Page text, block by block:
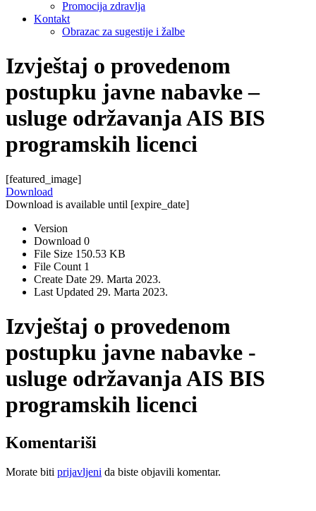
Promocija zdravlja
Kontakt
Obrazac za sugestije i žalbe
Izvještaj o provedenom
postupku javne nabavke –
usluge održavanja AIS BIS
programskih licenci
[featured_image]
Download
Download is available until [expire_date]
Version
Download 0
File Size 150.53 KB
File Count 1
Create Date 29. Marta 2023.
Last Updated 29. Marta 2023.
Izvještaj o provedenom
postupku javne nabavke -
usluge održavanja AIS BIS
programskih licenci
Komentariši
Morate biti prijavljeni da biste objavili komentar.